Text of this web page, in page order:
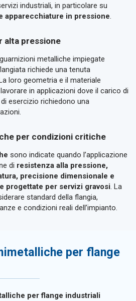
industriali, in particolare su
apparecchiature in pressione.
alta pressione
metalliche impiegate
richiede una tenuta
loro geometria e il materiale
in applicazioni dove il carico di
esercizio richiedono una
per condizioni critiche
sono indicate quando l’applicazione
di resistenza alla pressione,
precisione dimensionale e
progettate per servizi gravosi. La
standard della flangia,
e condizioni reali dell’impianto.
per flange
per flange industriali